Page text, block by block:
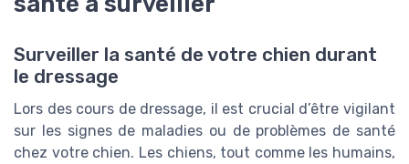
Surveiller la santé de votre chien durant
le dressage
Lors des cours de dressage, il est crucial d’être vigilant
sur les signes de maladies ou de problèmes de santé
chez votre chien. Les chiens, tout comme les humains,